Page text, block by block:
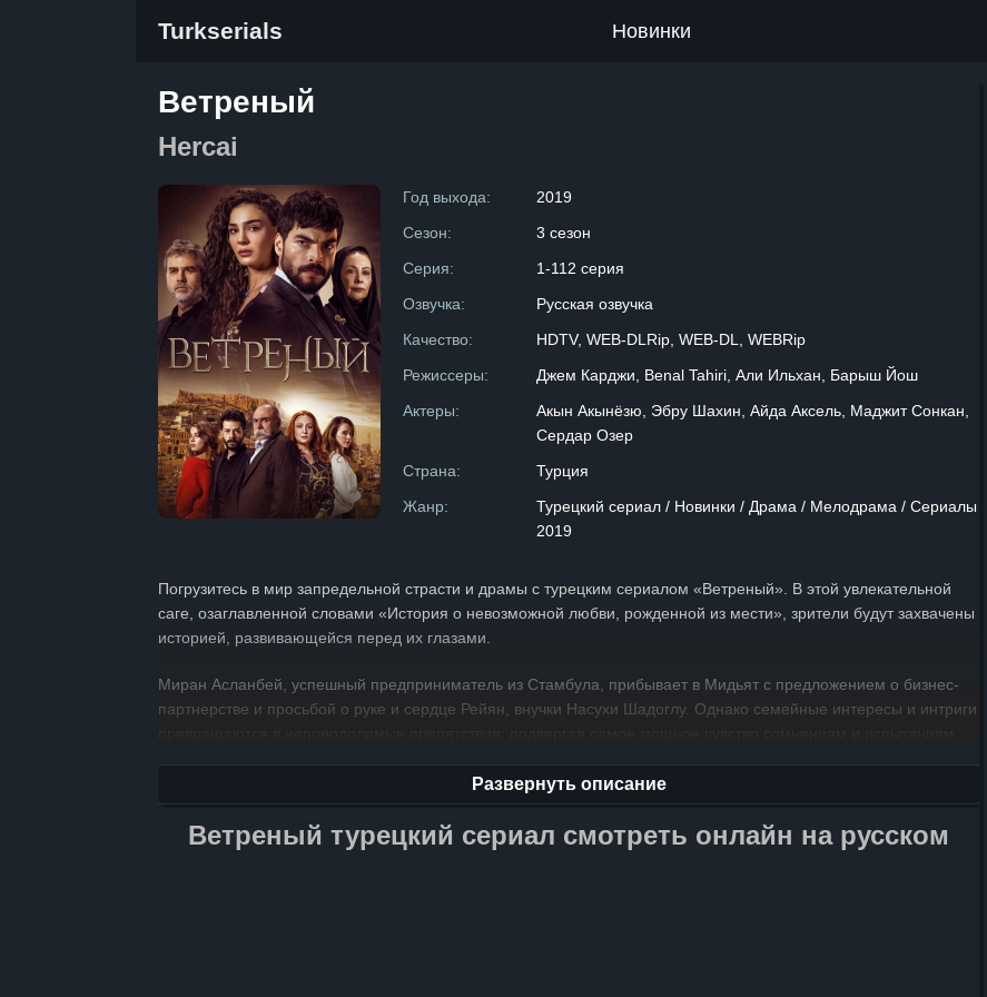
Turkserials Новинки
Ветреный
Hercai
Год выхода:
2019
Сезон:
3 сезон
Серия:
1-112 серия
Озвучка:
Русская озвучка
Качество:
HDTV, WEB-DLRip, WEB-DL, WEBRip
Режиссеры:
Джем Карджи, Benal Tahiri, Али Ильхан, Барыш Йош
Актеры:
Акын Акынёзю, Эбру Шахин, Айда Аксель, Маджит Сонкан,
Сердар Озер
Страна:
Турция
Жанр:
Турецкий сериал / Новинки / Драма / Мелодрама / Сериалы
2019
Погрузитесь в мир запредельной страсти и драмы с турецким сериалом «Ветреный». В этой увлекательной
саге, озаглавленной словами «История о невозможной любви, рожденной из мести», зрители будут захвачены
историей, развивающейся перед их глазами.
Миран Асланбей, успешный предприниматель из Стамбула, прибывает в Мидьят с предложением о бизнес-
партнерстве и просьбой о руке и сердце Рейян, внучки Насухи Шадоглу. Однако семейные интересы и интриги
становится не только испытанием, но и источником силы.
Развернуть описание
Ветреный турецкий сериал смотреть онлайн на русском